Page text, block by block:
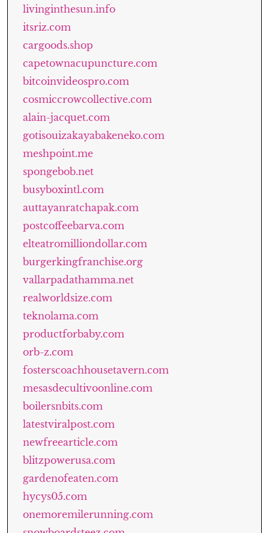
livinginthesun.info
itsriz.com
cargoods.shop
capetownacupuncture.com
bitcoinvideospro.com
cosmiccrowcollective.com
alain-jacquet.com
gotisouizakayabakeneko.com
meshpoint.me
spongebob.net
busyboxintl.com
auttayanratchapak.com
postcoffeebarva.com
elteatromilliondollar.com
burgerkingfranchise.org
vallarpadathamma.net
realworldsize.com
teknolama.com
productforbaby.com
orb-z.com
fosterscoachhousetavern.com
mesasdecultivoonline.com
boilersnbits.com
latestviralpost.com
newfreearticle.com
blitzpowerusa.com
gardenofeaten.com
hycys05.com
onemoremilerunning.com